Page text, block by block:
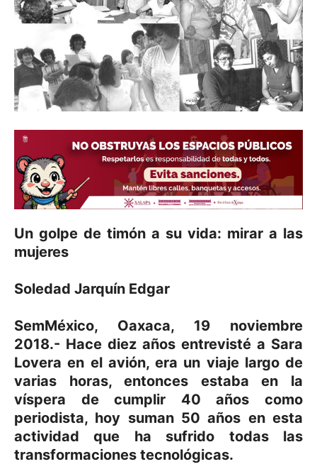
Un golpe de timón a su vida: mirar a las
mujeres
Soledad Jarquín Edgar
SemMéxico, Oaxaca, 19 noviembre
2018.- Hace diez años entrevisté a Sara
Lovera en el avión, era un viaje largo de
varias horas, entonces estaba en la
víspera de cumplir 40 años como
periodista, hoy suman 50 años en esta
actividad que ha sufrido todas las
transformaciones tecnológicas.